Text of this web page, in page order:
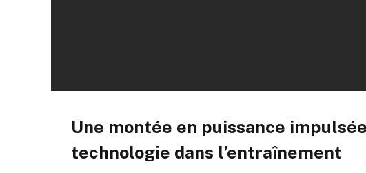
Une montée en puissance
technologie dans l’entraînement